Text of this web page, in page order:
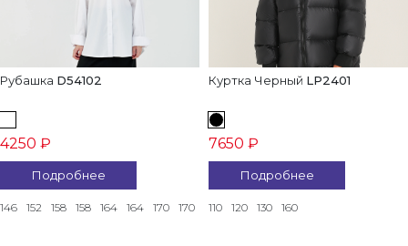
Рубашка D54102
4250 ₽
Подробнее
146 152 158 158 164 164 170 170
Куртка Черный LP2401
7650 ₽
Подробнее
110 120 130 160